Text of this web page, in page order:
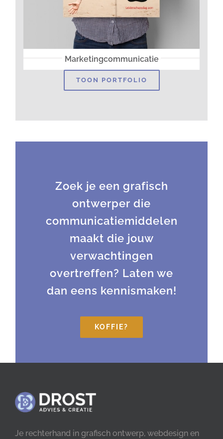
Marketingcommunicatie
TOON PORTFOLIO
Zoek je een grafisch
ontwerper die
communicatiemiddelen
maakt die jouw
verwachtingen
overtreffen? Laten we
dan eens kennismaken!
KOFFIE?
Je rechterhand in grafisch ontwerp, webdesign en